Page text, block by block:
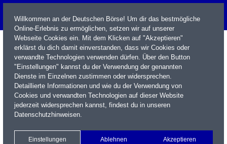
Name / WKN / ISIN / Kürzel
Xetra Realtime
Watchlist Portfolio Login
Willkommen an der Deutschen Börse! Um dir das bestmögliche
Online-Erlebnis zu ermöglichen, setzen wir auf unserer
Webseite Cookies ein. Mit dem Klicken auf "Akzeptieren"
erklärst du dich damit einverstanden, dass wir Cookies oder
verwandte Technologien verwenden dürfen. Über den Button
"Einstellungen" kannst du der Verwendung der genannten
Dienste im Einzelnen zustimmen oder widersprechen.
Detaillierte Informationen und wie du der Verwendung von
Cookies und verwandten Technologien auf dieser Website
jederzeit widersprechen kannst, findest du in unseren
Datenschutzhinweisen.
Einstellungen Ablehnen Akzeptieren